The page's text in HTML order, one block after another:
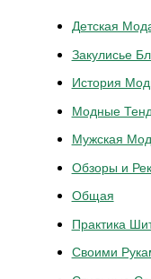
Детская
Закулисье
История
Модные
Мужская
Обзоры и
Общая
Практика
Своими